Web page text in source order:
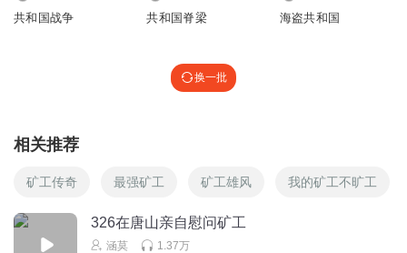
共和国战争 共和国脊梁 海盗共和国
换一批
相关推荐
矿工传奇 最强矿工 矿工雄风 我的矿工不旷工
326在唐山亲自慰问矿工
涵莫 1.37万